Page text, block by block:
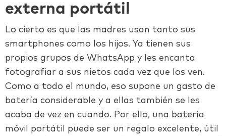
externa portátil
Lo cierto es que las madres usan tanto sus
smartphones como los hijos. Ya tienen sus
propios grupos de WhatsApp y les encanta
fotografiar a sus nietos cada vez que los ven.
Como a todo el mundo, eso supone un gasto de
batería considerable y a ellas también se les
acaba de vez en cuando. Por ello, una batería
móvil portátil puede ser un regalo excelente, útil